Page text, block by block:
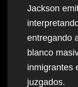
Jackson
entregando
blanco
inmigrantes
juzgados.